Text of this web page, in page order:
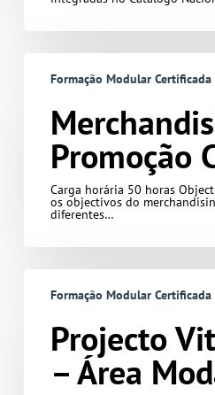
Merchandising
Promoção
Formação Modular Certificada
Promoção
Carga horária 50 horas
os objectivos do
diferentes…
Projecto
Vitrinismo
Moda
Formação Modular Certificada
Projecto
– Área